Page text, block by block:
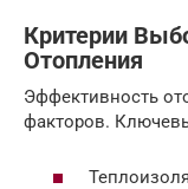
Критерии
Отопления
Эффективность
факторов.